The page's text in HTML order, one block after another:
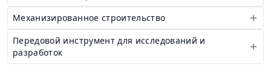
Механизированное строительство
Передовой инструмент для исследований и
разработок